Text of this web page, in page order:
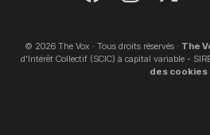
© 2026 The Vox · Tous droits réservés · The
d'Intérêt Collectif (SCIC) à capital variable -
des cookies